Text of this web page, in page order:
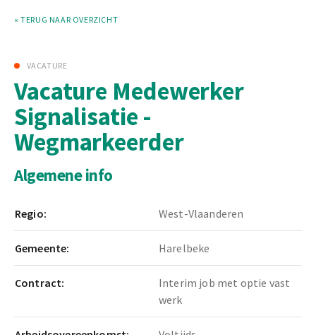
« TERUG NAAR OVERZICHT
VACATURE
Vacature Medewerker
Signalisatie -
Wegmarkeerder
Algemene info
Regio: West-Vlaanderen
Gemeente: Harelbeke
Contract:
Interim job met optie vast
werk